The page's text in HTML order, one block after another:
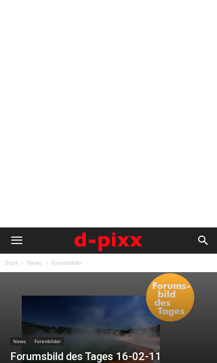
Start News Forenbilder
News Forenbilder
Forumsbild des Tages 16-02-11